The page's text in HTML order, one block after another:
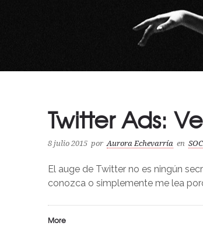
Twitter Ads:
8 julio 2015 por Aurora Echevarría en
El auge de Twitter no es ningún
conozca o simplemente me lea
More